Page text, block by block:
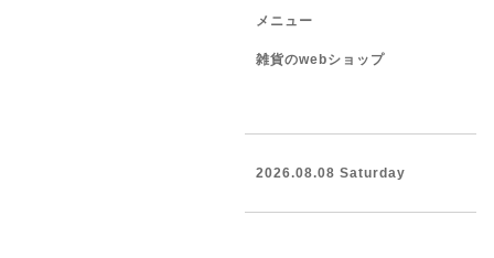
メニュー
雑貨のwebショップ
2026.08.08 Saturday